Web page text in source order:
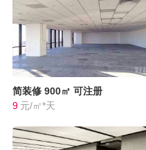
简装修 900㎡ 可注册
9 元/㎡*天